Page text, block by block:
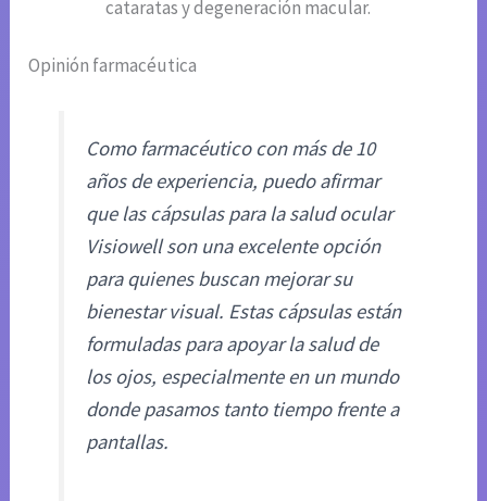
cataratas y degeneración macular.
Opinión farmacéutica
Como farmacéutico con más de 10
años de experiencia, puedo afirmar
que las cápsulas para la salud ocular
Visiowell son una excelente opción
para quienes buscan mejorar su
bienestar visual. Estas cápsulas están
formuladas para apoyar la salud de
los ojos, especialmente en un mundo
donde pasamos tanto tiempo frente a
pantallas.